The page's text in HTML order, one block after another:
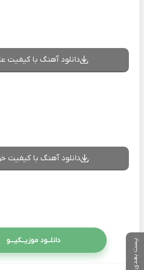
پست بعدی
دانلود آهنگ با کیفیت عالی
دانلود آهنگ با کیفیت خوب
دانلــود موزیــکیـــو